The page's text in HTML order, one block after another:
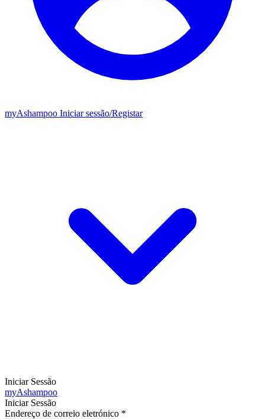
myAshampoo Iniciar sessão/Registar
Iniciar Sessão
myAshampoo
Iniciar Sessão
Endereço de correio eletrónico *